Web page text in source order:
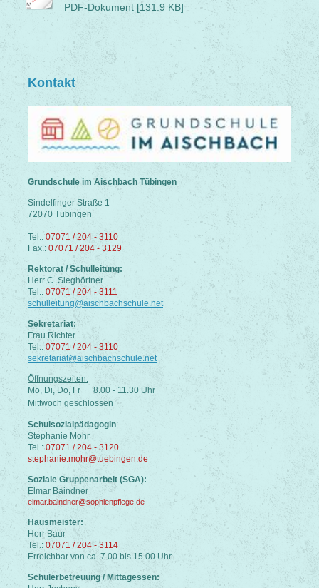
PDF-Dokument [131.9 KB]
Kontakt
Grundschule im Aischbach Tübingen
Sindelfinger Straße 1
72070 Tübingen
Tel.:07071 / 204 - 3110
Fax.: 07071 / 204 - 3129
Rektorat / Schulleitung:
Herr C. Sieghörtner
Tel.: 07071 / 204 - 3111
schulleitung@aischbachschule.net
Sekretariat:
Frau Richter
Tel.: 07071 / 204 - 3110
sekretariat@aischbachschule.net
Öffnungszeiten:
Mo, Di, Do, Fr 8.00 - 11.30 Uhr
Mittwoch geschlossen
Schulsozialpädagogin:
Stephanie Mohr
Tel.:07071 / 204 - 3120
stephanie.mohr@tuebingen.de
Soziale Gruppenarbeit (SGA):
Elmar Baindner
elmar.baindner@sophienpflege.de
Hausmeister:
Herr Baur
Tel.: 07071 / 204 - 3114
Erreichbar von ca. 7.00 bis 15.00 Uhr
Schülerbetreuung / Mittagessen: